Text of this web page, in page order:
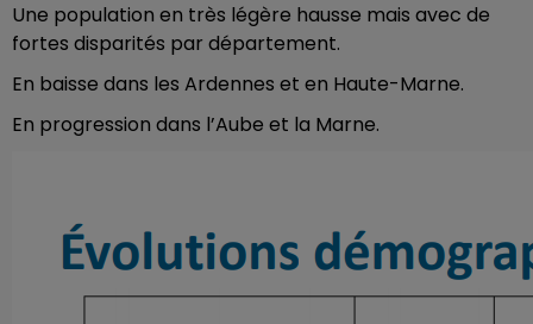
Une population en très légère hausse mais avec de
fortes disparités par département.
En baisse dans les Ardennes et en Haute-Marne.
En progression dans l’Aube et la Marne.